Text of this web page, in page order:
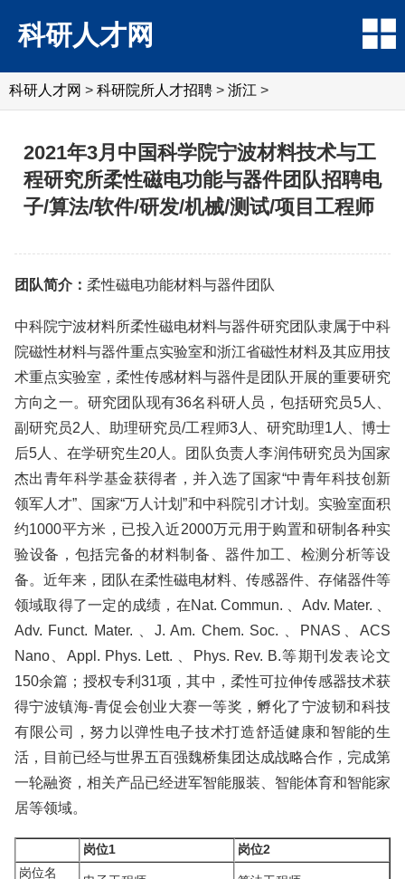
科研人才网
科研人才网 > 科研院所人才招聘 > 浙江 >
2021年3月中国科学院宁波材料技术与工
程研究所柔性磁电功能与器件团队招聘电
子/算法/软件/研发/机械/测试/项目工程师
团队简介： 柔性磁电功能材料与器件团队
中科院宁波材料所柔性磁电材料与器件研究团队隶属于中科
院磁性材料与器件重点实验室和浙江省磁性材料及其应用技
术重点实验室，柔性传感材料与器件是团队开展的重要研究
方向之一。研究团队现有36名科研人员，包括研究员5人、
副研究员2人、助理研究员/工程师3人、研究助理1人、博士
后5人、在学研究生20人。团队负责人李润伟研究员为国家
杰出青年科学基金获得者，并入选了国家“中青年科技创新
领军人才”、国家“万人计划”和中科院引才计划。实验室面积
约1000平方米，已投入近2000万元用于购置和研制各种实
验设备，包括完备的材料制备、器件加工、检测分析等设
备。近年来，团队在柔性磁电材料、传感器件、存储器件等
领域取得了一定的成绩，在Nat. Commun. 、Adv. Mater. 、
Adv. Funct. Mater. 、J. Am. Chem. Soc. 、PNAS、ACS
Nano、Appl. Phys. Lett. 、Phys. Rev. B.等期刊发表论文
150余篇；授权专利31项，其中，柔性可拉伸传感器技术获
得宁波镇海-青促会创业大赛一等奖，孵化了宁波韧和科技
有限公司，努力以弹性电子技术打造舒适健康和智能的生
活，目前已经与世界五百强魏桥集团达成战略合作，完成第
一轮融资，相关产品已经进军智能服装、智能体育和智能家
居等领域。
岗位1
岗位2
岗位名